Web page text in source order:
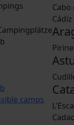
camps
Cabo
Cádiz